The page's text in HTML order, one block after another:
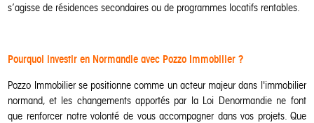
s’agisse de résidences secondaires ou de programmes locatifs rentables.
Pourquoi investir en Normandie avec Pozzo Immobilier ?
Pozzo Immobilier se positionne comme un acteur majeur dans l'immobilier
normand, et les changements apportés par la Loi Denormandie ne font
que renforcer notre volonté de vous accompagner dans vos projets. Que